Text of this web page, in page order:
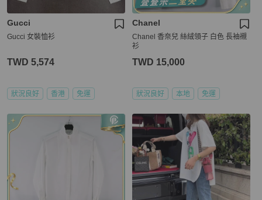
Gucci
Gucci 女裝恤衫
TWD 5,574
狀況良好 香港 免運
Chanel
Chanel 香奈兒 絲絨領子 白色 長袖襯
衫
TWD 15,000
狀況良好 本地 免運